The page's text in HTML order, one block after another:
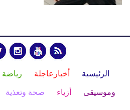
الرئيسية أخبارعاجلة رياضة
وموسيقى أزياء صحة وتغذية